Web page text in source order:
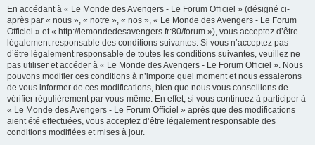
En accédant à « Le Monde des Avengers - Le Forum Officiel » (désigné ci-
après par « nous », « notre », « nos », « Le Monde des Avengers - Le Forum
Officiel » et « http://lemondedesavengers.fr:80/forum »), vous acceptez d’être
légalement responsable des conditions suivantes. Si vous n’acceptez pas
d’être légalement responsable de toutes les conditions suivantes, veuillez ne
pas utiliser et accéder à « Le Monde des Avengers - Le Forum Officiel ». Nous
pouvons modifier ces conditions à n’importe quel moment et nous essaierons
de vous informer de ces modifications, bien que nous vous conseillons de
vérifier régulièrement par vous-même. En effet, si vous continuez à participer à
« Le Monde des Avengers - Le Forum Officiel » après que des modifications
aient été effectuées, vous acceptez d’être légalement responsable des
conditions modifiées et mises à jour.